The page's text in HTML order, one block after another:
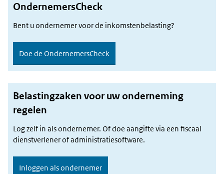
OndernemersCheck
Bent u ondernemer voor de inkomstenbelasting?
Doe de OndernemersCheck
Belastingzaken voor uw onderneming
regelen
Log zelf in als ondernemer. Of doe aangifte via een fiscaal
dienstverlener of administratiesoftware.
Inloggen als ondernemer